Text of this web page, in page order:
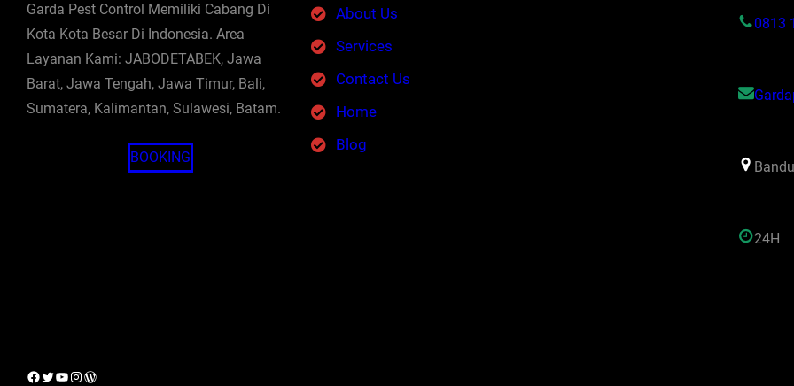
Garda Pest Control Memiliki Cabang Di
Kota Kota Besar Di Indonesia. Area
Layanan Kami: JABODETABEK, Jawa
Barat, Jawa Tengah, Jawa Timur, Bali,
Sumatera, Kalimantan, Sulawesi, Batam.
BOOKING
About Us
Services
Contact Us
Home
Blog
0813
24H
Facebook
Twitter
YouTube
Instagram
WordPress